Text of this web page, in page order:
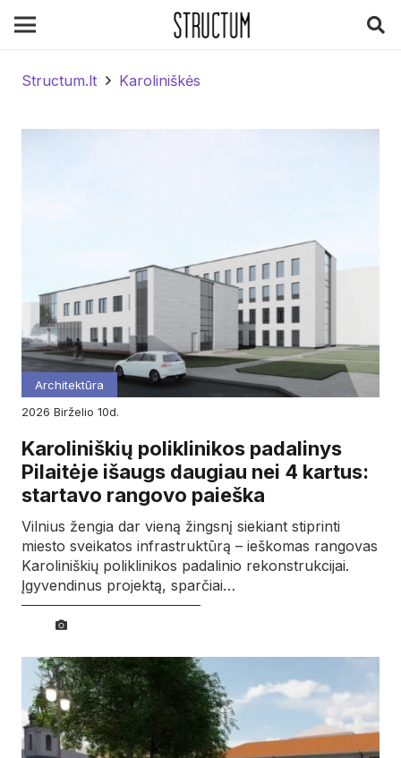
Structum.lt Karoliniškės
Architektūra
2026
birželio 10d.
Karoliniškių poliklinikos padalinys
Pilaitėje išaugs daugiau nei 4 kartus:
startavo rangovo paieška
Vilnius žengia dar vieną žingsnį siekiant stiprinti
miesto sveikatos infrastruktūrą – ieškomas rangovas
Karoliniškių poliklinikos padalinio rekonstrukcijai.
Įgyvendinus projektą, sparčiai…